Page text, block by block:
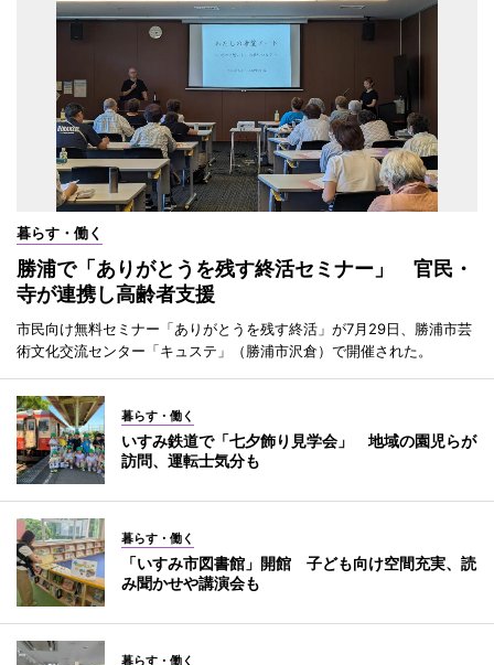
暮らす・働く
勝浦で「ありがとうを残す終活セミナー」 官民・
寺が連携し高齢者支援
市民向け無料セミナー「ありがとうを残す終活」が7月29日、勝浦市芸
術文化交流センター「キュステ」（勝浦市沢倉）で開催された。
暮らす・働く
いすみ鉄道で「七夕飾り見学会」 地域の園児らが
訪問、運転士気分も
暮らす・働く
「いすみ市図書館」開館 子ども向け空間充実、読
み聞かせや講演会も
暮らす・働く